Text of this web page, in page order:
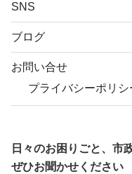
SNS
ブログ
お問い合せ
プライバシーポリシ
日々のお困りごと、市
ぜひお聞かせください